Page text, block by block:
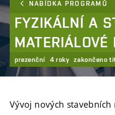
NABÍDKA PROGRAMŮ
FYZIKÁLNÍ A
MATERIÁLOVÉ
prezenční 4 roky zakončeno
Vývoj nových stavebních